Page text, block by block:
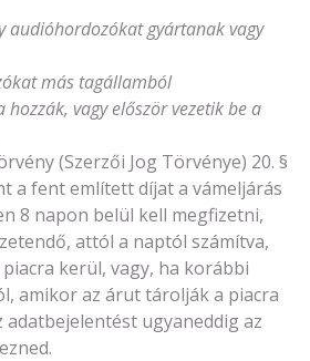
audióhordozókat gyártanak vagy
más tagállamból
hozzák, vagy először vezetik be a
(Szerzői Jog Törvénye) 20. §
a fent említett díjat a vámeljárás
8 napon belül kell megfizetni,
attól a naptól számítva,
kerül, vagy, ha korábbi
amikor az árut tárolják a piacra
adatbejelentést ugyaneddig az